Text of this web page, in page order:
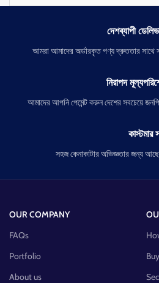
দেশব্যাপী
আমরা আমাদের অর্ডারকৃত পণ্য দ্রুততার সাথে
নিরাপদ
আমাদের আপনি পেমেন্ট করুন দেশের সবচেয়ে
কাস্টমার
সহজ কেনাকাটার অভিজ্ঞতার জন্য আছে
OUR COMPANY
FAQs
Portfolio
About us